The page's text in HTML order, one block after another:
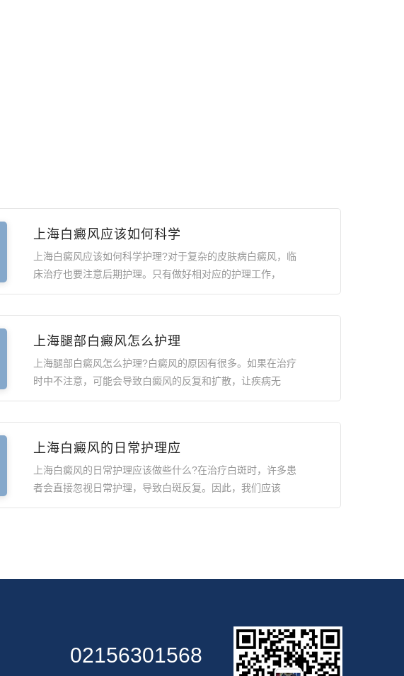
上海白癜风应该如何科学
上海白癜风应该如何科学护理?对于复杂的皮肤病白癜风，临
床治疗也要注意后期护理。只有做好相对应的护理工作，
上海腿部白癜风怎么护理
上海腿部白癜风怎么护理?白癜风的原因有很多。如果在治疗
时中不注意，可能会导致白癜风的反复和扩散，让疾病无
上海白癜风的日常护理应
上海白癜风的日常护理应该做些什么?在治疗白斑时，许多患
者会直接忽视日常护理，导致白斑反复。因此，我们应该
02156301568